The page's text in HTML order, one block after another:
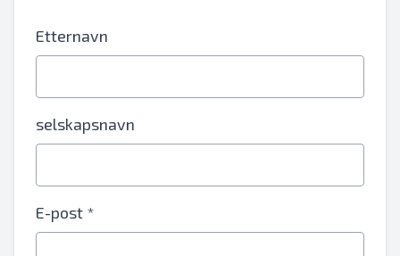
Etternavn
selskapsnavn
E-post *